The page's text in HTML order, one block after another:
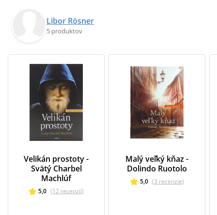
Libor Rösner
5 produktov
Velikán prostoty -
Svätý Charbel
Machlúf
5,0 (12 recenzií)
Malý veľký kňaz -
Dolindo Ruotolo
5,0 (3 recenzie)